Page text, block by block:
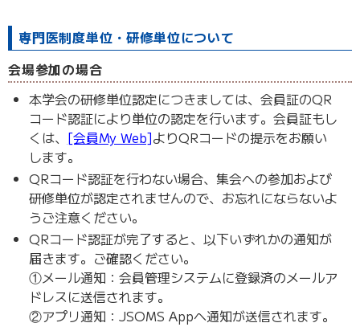
専門医制度単位・研修単位について
会場参加の場合
本学会の研修単位認定につきましては、会員証のQR
コード認証により単位の認定を行います。会員証もし
くは、 [会員My Web]よりQRコードの提示をお願い
します。
QRコード認証を行わない場合、集会への参加および
研修単位が認定されませんので、お忘れにならないよ
うご注意ください。
QRコード認証が完了すると、以下いずれかの通知が
届きます。ご確認ください。
①メール通知：会員管理システムに登録済のメールア
ドレスに送信されます。
②アプリ通知：JSOMS Appへ通知が送信されます。